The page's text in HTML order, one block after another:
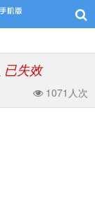
已失效
1071人次